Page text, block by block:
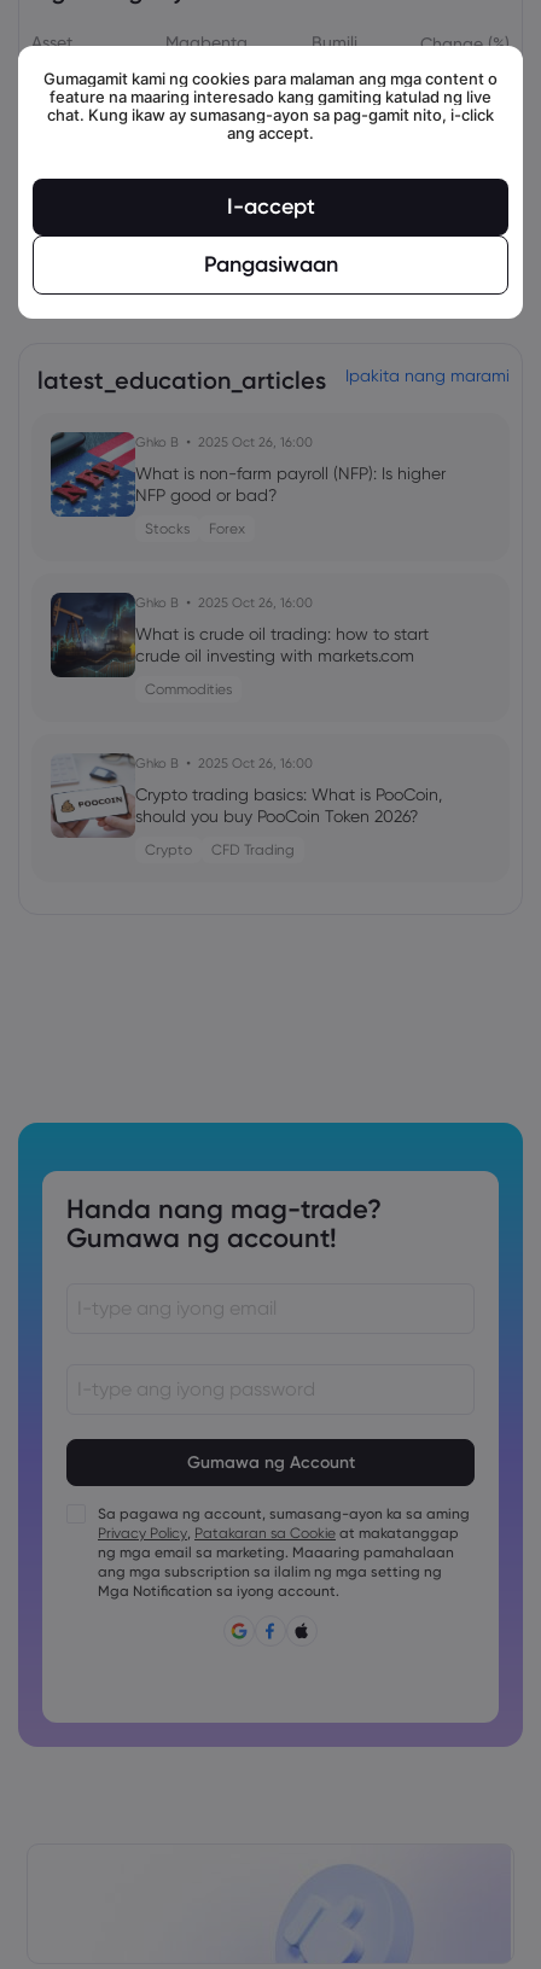
Asset Magbenta Bumili Change (%)
view_all_instruments
latest_education_articles Ipakita nang marami
Ghko B 2025 Oct 26, 16:00
What is non-farm payroll (NFP): Is higher
NFP good or bad?
Stocks Forex
Ghko B 2025 Oct 26, 16:00
What is crude oil trading: how to start
crude oil investing with markets.com
Commodities
Ghko B 2025 Oct 26, 16:00
Crypto trading basics: What is PooCoin,
should you buy PooCoin Token 2026?
Crypto CFD Trading
Handa nang mag-trade?
Gumawa ng account!
Ang password ay dapat maglalaman ng hindi bababa sa
Ang password ay dapat maglalaman ng hindi bababa sa
1 uppercase na karakter
Ang password ay dapat maglalaman ng hindi bababa sa
1 lowercase na karakter
Sa pagawa ng account, sumasang-ayon ka sa aming
Privacy Policy, Patakaran sa Cookie at makatanggap
ng mga email sa marketing. Maaaring pamahalaan
ang mga subscription sa ilalim ng mga setting ng
Mga Notification sa iyong account.
Gumagamit kami ng cookies para malaman ang mga content o
feature na maaring interesado kang gamiting katulad ng live
chat. Kung ikaw ay sumasang-ayon sa pag-gamit nito, i-click
ang accept.
I-accept
Pangasiwaan